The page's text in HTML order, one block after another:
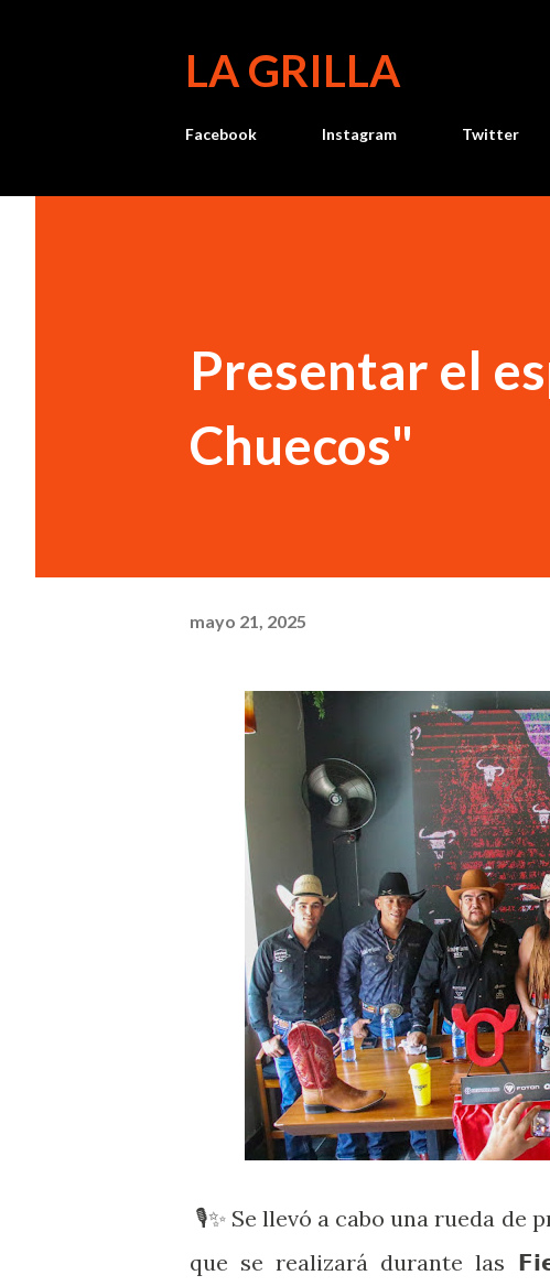
LA GRILLA
Facebook Instagram Twitter
Presentar el
Chuecos"
mayo 21, 2025
🎙️✨ Se llevó a cabo una rueda de
que se realizará durante las